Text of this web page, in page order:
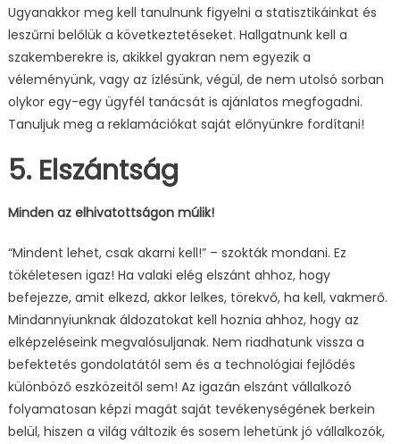
Ugyanakkor meg kell tanulnunk figyelni a statisztikáinkat és
leszűrni belőlük a következtetéseket. Hallgatnunk kell a
szakemberekre is, akikkel gyakran nem egyezik a
véleményünk, vagy az ízlésünk, végül, de nem utolsó sorban
olykor egy-egy ügyfél tanácsát is ajánlatos megfogadni.
Tanuljuk meg a reklamációkat saját előnyünkre fordítani!
5. Elszántság
Minden az elhivatottságon múlik!
“Mindent lehet, csak akarni kell!” – szokták mondani. Ez
tökéletesen igaz! Ha valaki elég elszánt ahhoz, hogy
befejezze, amit elkezd, akkor lelkes, törekvő, ha kell, vakmerő.
Mindannyiunknak áldozatokat kell hoznia ahhoz, hogy az
elképzeléseink megvalósuljanak. Nem riadhatunk vissza a
befektetés gondolatától sem és a technológiai fejlődés
különböző eszközeitől sem! Az igazán elszánt vállalkozó
folyamatosan képzi magát saját tevékenységének berkein
belül, hiszen a világ változik és sosem lehetünk jó vállalkozók,